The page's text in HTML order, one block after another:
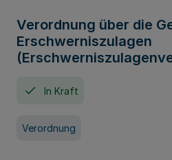
Verordnung über die
Erschwerniszulagen
In Kraft
Verordnung